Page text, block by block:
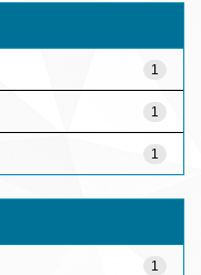
1
1
1
1